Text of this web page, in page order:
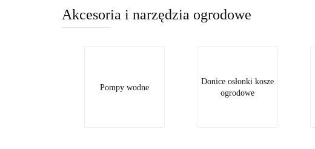
Akcesoria i narzędzia ogrodowe
Pompy wodne
Donice osłonki kosze
ogrodowe